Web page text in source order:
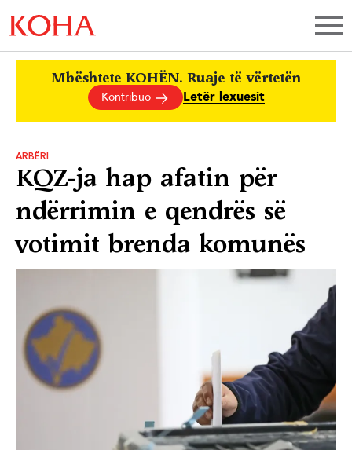
Mbështete KOHËN. Ruaje të vërtetën
Kontribuo Letër lexuesit
ARBËRI
KQZ-ja hap afatin për
ndërrimin e qendrës së
votimit brenda komunës